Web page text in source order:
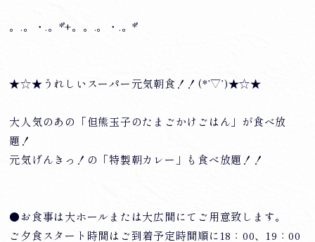
。.。・.。*゜+。。.。・.。*゜
★☆★うれしいスーパー元気朝食！！(*’▽’)★☆★
大人気のあの「但熊玉子のたまごかけごはん」が食べ放
題！
元気げんきっ！の「特製朝カレー」も食べ放題！！
●お食事は大ホールまたは大広間にてご用意致します。
ご夕食スタート時間はご到着予定時間順に18：00、19：00